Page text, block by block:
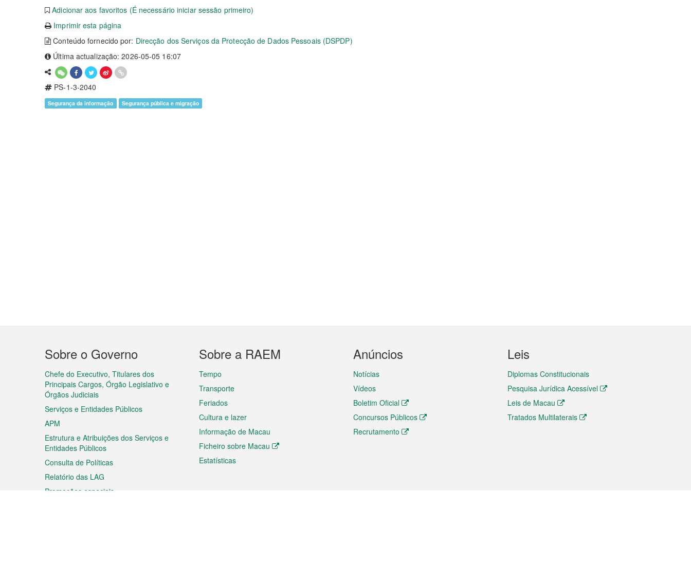
Adicionar aos favoritos (É necessário iniciar sessão primeiro)
Imprimir esta página
Conteúdo fornecido por: Direcção dos Serviços da Protecção de Dados Pessoais (DSPDP)
Última actualização: 2026-05-05 16:07
PS-1-3-2040
Segurança da informação Segurança pública e migração
Menu
do
rodapé
Sobre o Governo
Chefe do Executivo, Titulares dos
Principais Cargos, Órgão Legislativo e
Órgãos Judiciais
Serviços e Entidades Públicos
APM
Estrutura e Atribuições dos Serviços e
Entidades Públicos
Consulta de Políticas
Relatório das LAG
Promoções especiais
Sobre a RAEM
Tempo
Transporte
Feriados
Cultura e lazer
Informação de Macau
Ficheiro sobre Macau
Estatísticas
Anúncios
Notícias
Vídeos
Boletim Oficial
Concursos Públicos
Recrutamento
Leis
Diplomas Constitucionais
Pesquisa Jurídica Acessível
Leis de Macau
Tratados Multilaterais